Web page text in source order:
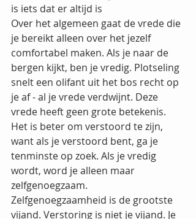
is iets dat er altijd is
Over het algemeen gaat de vrede die
je bereikt alleen over het jezelf
comfortabel maken. Als je naar de
bergen kijkt, ben je vredig. Plotseling
snelt een olifant uit het bos recht op
je af - al je vrede verdwijnt. Deze
vrede heeft geen grote betekenis.
Het is beter om verstoord te zijn,
want als je verstoord bent, ga je
tenminste op zoek. Als je vredig
wordt, word je alleen maar
zelfgenoegzaam.
Zelfgenoegzaamheid is de grootste
vijand. Verstoring is niet je vijand. Je